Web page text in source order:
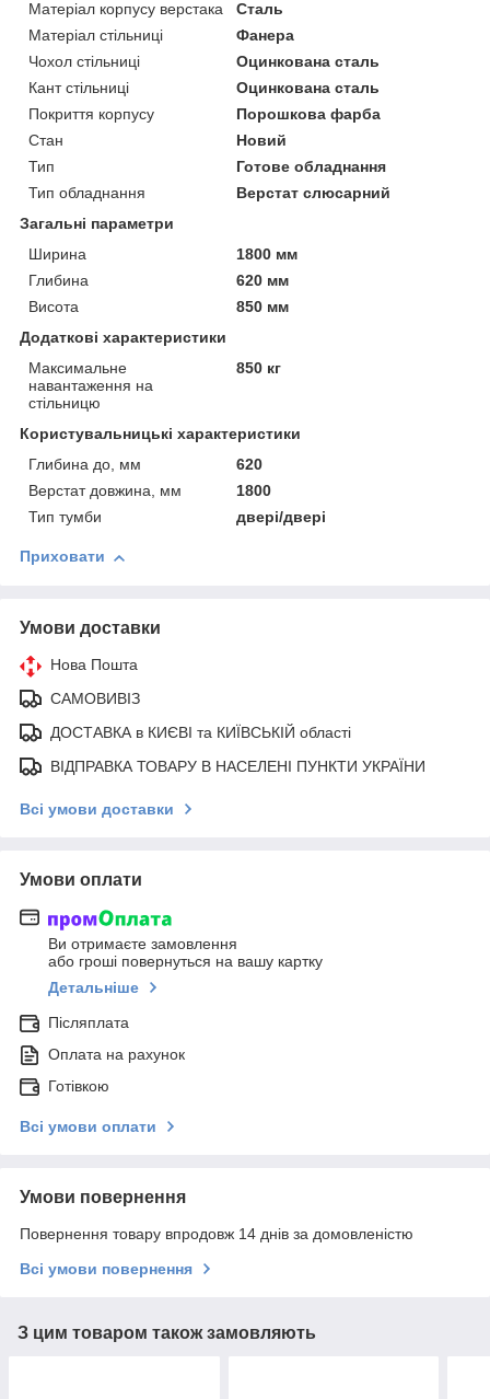
Матеріал корпусу верстака
Сталь
Матеріал стільниці
Фанера
Чохол стільниці
Оцинкована сталь
Кант стільниці
Оцинкована сталь
Покриття корпусу
Порошкова фарба
Стан
Новий
Тип
Готове обладнання
Тип обладнання
Верстат слюсарний
Загальні параметри
Ширина
1800 мм
Глибина
620 мм
Висота
850 мм
Додаткові характеристики
Максимальне
навантаження на
стільницю
850 кг
Користувальницькі характеристики
Глибина до, мм
620
Верстат довжина, мм
1800
Тип тумби
двері/двері
Приховати
Умови доставки
Нова Пошта
САМОВИВІЗ
ДОСТАВКА в КИЄВІ та КИЇВСЬКІЙ області
ВІДПРАВКА ТОВАРУ В НАСЕЛЕНІ ПУНКТИ УКРАЇНИ
Всі умови доставки
Умови оплати
Ви отримаєте замовлення
або гроші повернуться на вашу картку
Детальніше
Післяплата
Оплата на рахунок
Готівкою
Всі умови оплати
Умови повернення
Повернення товару впродовж 14 днів за домовленістю
Всі умови повернення
З цим товаром також замовляють